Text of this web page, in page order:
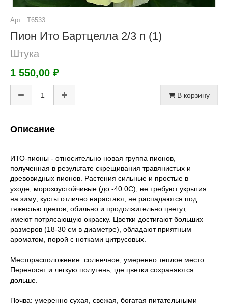
Арт.: Т6533
Пион Ито Бартцелла 2/3 n (1)
Штука
1 550,00 ₽
В корзину
Описание
ИТО-пионы - относительно новая группа пионов,
полученная в результате скрещивания травянистых и
древовидных пионов. Растения сильные и простые в
уходе; морозоустойчивые (до -40 0С), не требуют укрытия
на зиму; кусты отлично нарастают, не распадаются под
тяжестью цветов, обильно и продолжительно цветут,
имеют потрясающую окраску. Цветки достигают больших
размеров (18-30 см в диаметре), обладают приятным
ароматом, порой с нотками цитрусовых.
Месторасположение: солнечное, умеренно теплое место.
Переносят и легкую полутень, где цветки сохраняются
дольше.
Почва: умеренно сухая, свежая, богатая питательными